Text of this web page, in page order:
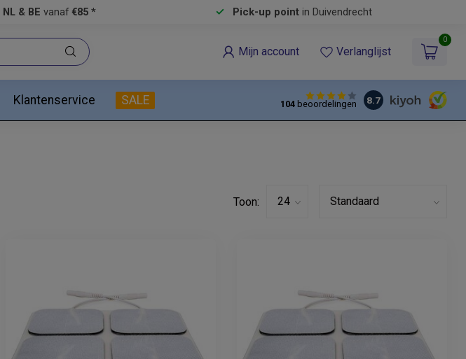
NL & BE vanaf €85 * Pick-up pointin Duivendrecht
Mijn account Verlanglijst
0
Klantenservice SALE 104beoordelingen 8.7
Toon: